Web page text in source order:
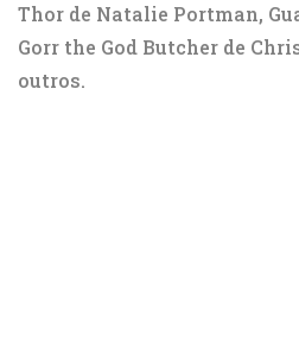
Thor de Natalie Portman,
Gorr the God Butcher de
outros.